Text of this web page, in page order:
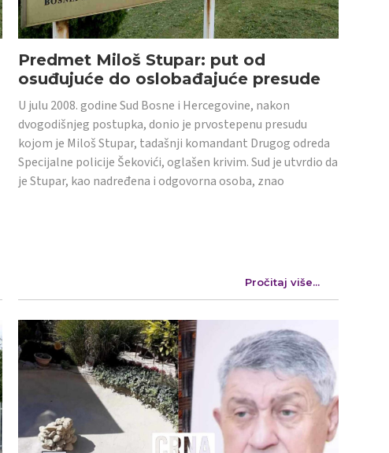
Predmet Miloš Stupar: put od
osuđujuće do oslobađajuće presude
U julu 2008. godine Sud Bosne i Hercegovine, nakon
dvogodišnjeg postupka, donio je prvostepenu presudu
kojom je Miloš Stupar, tadašnji komandant Drugog odreda
Specijalne policije Šekovići, oglašen krivim. Sud je utvrdio da
je Stupar, kao nadređena i odgovorna osoba, znao
Pročitaj više...